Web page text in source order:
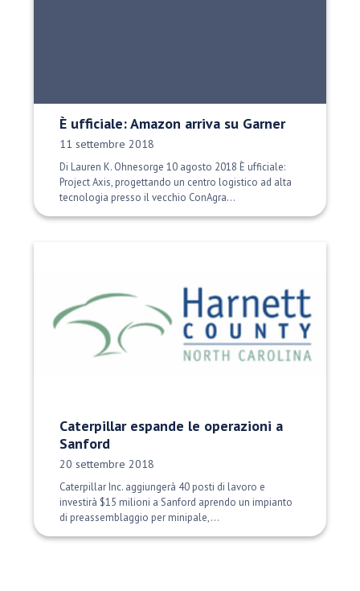
È ufficiale: Amazon arriva su Garner
Data di pubblicazione:
11 settembre 2018
Di Lauren K. Ohnesorge 10 agosto 2018 È ufficiale:
Project Axis, progettando un centro logistico ad alta
tecnologia presso il vecchio ConAgra...
Caterpillar espande le operazioni a
Sanford
Data di pubblicazione:
20 settembre 2018
Caterpillar Inc. aggiungerà 40 posti di lavoro e
investirà $15 milioni a Sanford aprendo un impianto
di preassemblaggio per minipale,...